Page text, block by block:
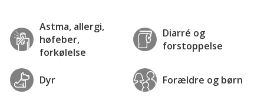
Astma, allergi,
høfeber,
forkølelse
Diarré og
forstoppelse
Dyr Forældre og børn